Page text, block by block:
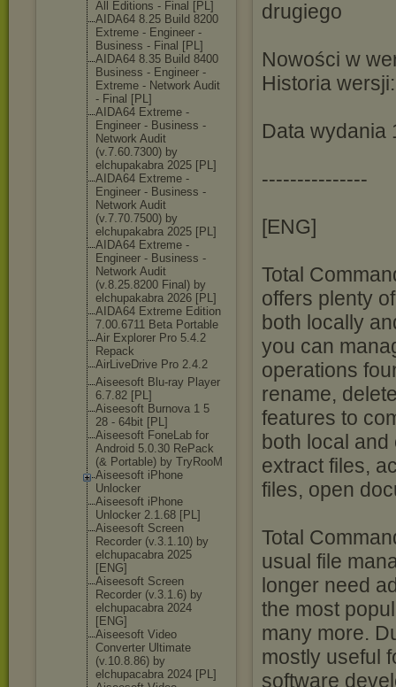
All Editions - Final [PL]
AIDA64 8.25 Build 8200
Extreme - Engineer -
Business - Final [PL]
AIDA64 8.35 Build 8400
Business - Engineer -
Extreme - Network Audit
- Final [PL]
AIDA64 Extreme -
Engineer - Business -
Network Audit
(v.7.60.7300) by
elchupakabra 2025 [PL]
AIDA64 Extreme -
Engineer - Business -
Network Audit
(v.7.70.7500) by
elchupakabra 2025 [PL]
AIDA64 Extreme -
Engineer - Business -
Network Audit
(v.8.25.8200 Final) by
elchupakabra 2026 [PL]
AIDA64 Extreme Edition
7.00.6711 Beta Portable
Air Explorer Pro 5.4.2
Repack
AirLiveDrive Pro 2.4.2
Aiseesoft Blu-ray Player
6.7.82 [PL]
Aiseesoft Burnova 1 5
28 - 64bit [PL]
Aiseesoft FoneLab for
Android 5.0.30 RePack
(& Portable) by TryRooM
Aiseesoft iPhone
Unlocker
Aiseesoft iPhone
Unlocker 2.1.68 [PL]
Aiseesoft Screen
Recorder (v.3.1.10) by
elchupacabra 2025
[ENG]
Aiseesoft Screen
Recorder (v.3.1.6) by
elchupacabra 2024
[ENG]
Aiseesoft Video
Converter Ultimate
(v.10.8.86) by
elchupacabra 2024 [PL]
drugiego
Nowości w
Historia
Data wydania
---------------
[ENG]
Total
offers plenty
both locally
you can
operations
rename,
features to
both local
extract files,
files, open
Total
usual file
longer need
the most
many more.
mostly useful
software